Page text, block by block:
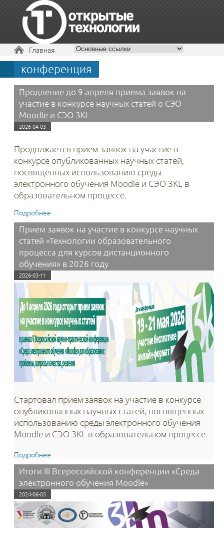
Вы здесь
Главная
конференция
Продление до 9 апреля приема заявок на
участие в конкурсе научных статей о СЭО
Moodle и СЭО 3KL
2026-04-03
Продолжается прием заявок на участие в
конкурсе опубликованных научных статей,
посвященных использованию среды
электронного обучения Moodle и СЭО 3KL в
образовательном процессе.
Подробнее
конкурсе научных статей о СЭО Moodle и СЭО 3KL
Прием заявок на участие в конкурсе научных
статей «Технологии образовательного
процесса для курсов дистанционного
обучения» в 2026 году
2026-03-11
Стартовал прием заявок на участие в конкурсе
опубликованных научных статей, посвященных
использованию среды электронного обучения
Moodle и СЭО 3KL в образовательном процессе.
Подробнее
«Технологии образовательного процесса для курсов
дистанционного обучения» в 2026 году
Итоги III Всероссийской конференции «Среда
электронного обучения Moodle»
2024-06-05